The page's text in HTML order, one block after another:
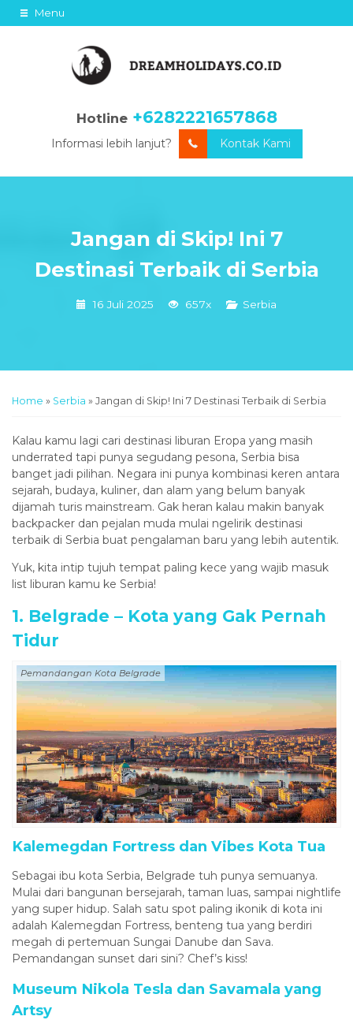
Menu
Hotline +6282221657868
Informasi lebih lanjut? Kontak Kami
Jangan di Skip! Ini 7
Destinasi Terbaik di Serbia
16 Juli 2025 657x Serbia
Home » Serbia » Jangan di Skip! Ini 7 Destinasi Terbaik di Serbia
Kalau kamu lagi cari destinasi liburan Eropa yang masih
underrated tapi punya segudang pesona, Serbia bisa
banget jadi pilihan. Negara ini punya kombinasi keren antara
sejarah, budaya, kuliner, dan alam yang belum banyak
dijamah turis mainstream. Gak heran kalau makin banyak
backpacker dan pejalan muda mulai ngelirik destinasi
terbaik di Serbia buat pengalaman baru yang lebih autentik.
Yuk, kita intip tujuh tempat paling kece yang wajib masuk
list liburan kamu ke Serbia!
1. Belgrade – Kota yang Gak Pernah
Tidur
Pemandangan Kota Belgrade
Kalemegdan Fortress dan Vibes Kota Tua
Sebagai ibu kota Serbia, Belgrade tuh punya semuanya.
Mulai dari bangunan bersejarah, taman luas, sampai nightlife
yang super hidup. Salah satu spot paling ikonik di kota ini
adalah Kalemegdan Fortress, benteng tua yang berdiri
megah di pertemuan Sungai Danube dan Sava.
Pemandangan sunset dari sini? Chef’s kiss!
Museum Nikola Tesla dan Savamala yang
Artsy